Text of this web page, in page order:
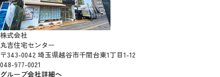
株式会社
丸吉住宅センター
〒343-0042 埼玉県越谷市千間台東1丁目1-12
048-977-0021
グループ会社詳細へ